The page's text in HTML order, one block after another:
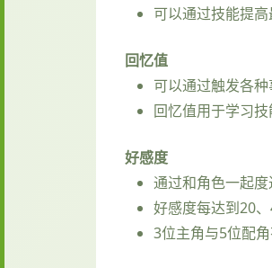
可以通过技能提高
回忆值
可以通过触发各
回忆值用于学习技
好感度
通过和角色一起度
好感度每达到20
3位主角与5位配角